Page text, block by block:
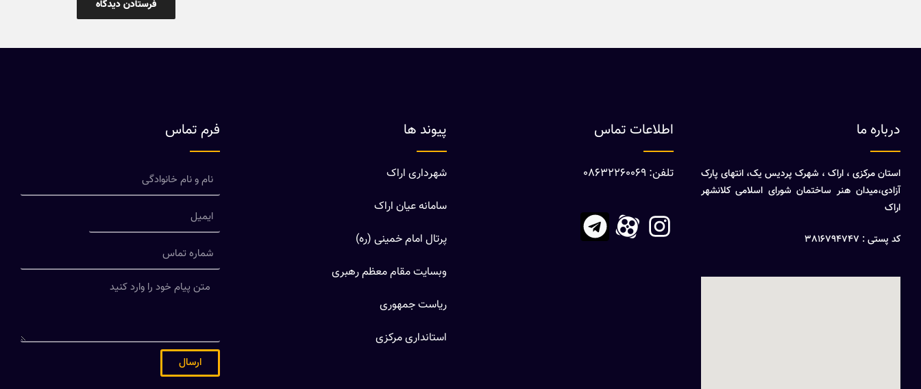
درباره ما
استان مرکزی ، اراک ، شهرک پردیس یک، انتهای پارک
آزادی،میدان هنر ساختمان شورای اسلامی کلانشهر
اراک
کد پستی : 3816794747
اطلاعات تماس
تلفن: 08632260069
پیوند ها
شهرداری اراک
سامانه عیان اراک
پرتال امام خمینی (ره)
وبسایت مقام معظم رهبری
ریاست جمهوری
استانداری مرکزی
فرم تماس
ارسال